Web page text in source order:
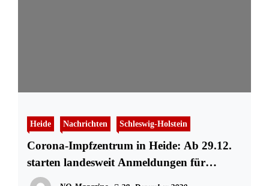
Heide Nachrichten Schleswig-Holstein
Corona-Impfzentrum in Heide: Ab 29.12.
starten landesweit Anmeldungen für
Corona-Impfungen für Personen der